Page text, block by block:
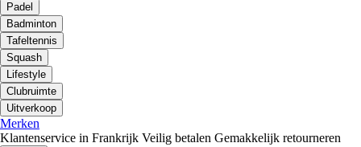
Padel
Badminton
Tafeltennis
Squash
Lifestyle
Clubruimte
Uitverkoop
Merken
Klantenservice in Frankrijk Veilig betalen Gemakkelijk retourneren